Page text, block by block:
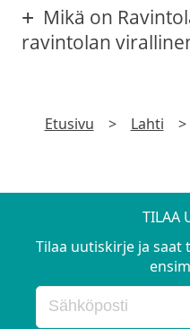
Mikä on
ravintolan
Etusivu > Lahti >
TILAA
Tilaa uutiskirje ja